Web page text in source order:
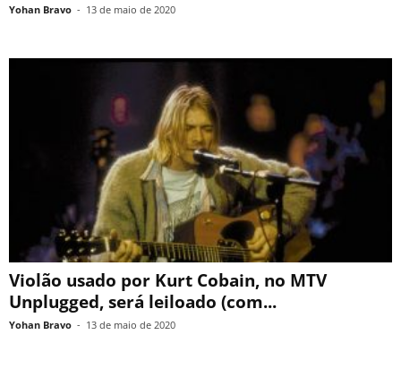
Yohan Bravo - 13 de maio de 2020
Violão usado por Kurt Cobain, no MTV
Unplugged, será leiloado (com...
Yohan Bravo - 13 de maio de 2020